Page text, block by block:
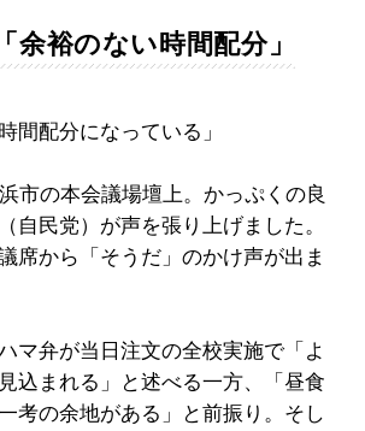
余裕のない時間配分」
間配分になっている」
市の本会議場壇上。かっぷくの良
自民党）が声を張り上げました。
席から「そうだ」のかけ声が出ま
マ弁が当日注文の全校実施で「よ
込まれる」と述べる一方、「昼食
考の余地がある」と前振り。そし